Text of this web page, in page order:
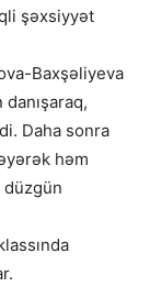
şəxsiyyət
Baxşəliyeva
Daha sonra
həm
düzgün